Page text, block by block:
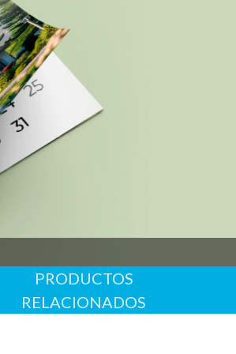
hasta 31/12/2026
PRODUCTOS
RELACIONADOS